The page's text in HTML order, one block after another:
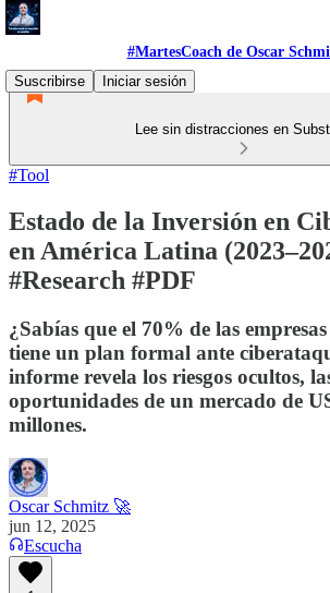
#MartesCoach de Oscar
Suscribirse
Iniciar sesión
Lee sin distracciones en
#Tool
Estado de la Inversión en
en América Latina
#Research #PDF
¿Sabías que el 70% de las
tiene un plan formal ante
informe revela los riesgos ocultos,
oportunidades de un mercado de
millones.
Oscar Schmitz 🚀
jun 12, 2025
Escucha